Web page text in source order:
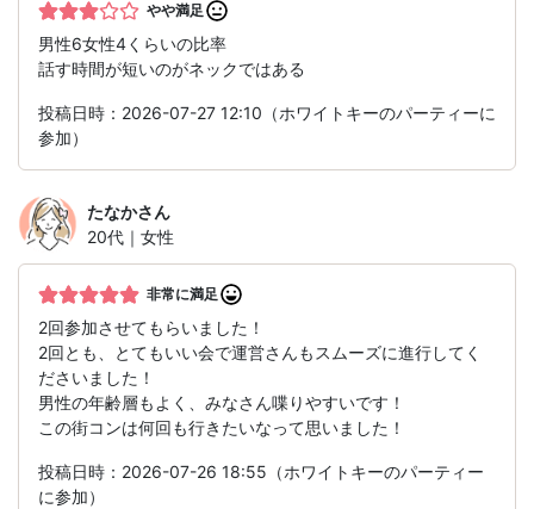
やや満足
男性6女性4くらいの比率
話す時間が短いのがネックではある
投稿日時：2026-07-27 12:10（ホワイトキーのパーティーに
参加）
たなかさん
20代｜女性
非常に満足
2回参加させてもらいました！
2回とも、とてもいい会で運営さんもスムーズに進行してく
ださいました！
男性の年齢層もよく、みなさん喋りやすいです！
この街コンは何回も行きたいなって思いました！
投稿日時：2026-07-26 18:55（ホワイトキーのパーティー
に参加）